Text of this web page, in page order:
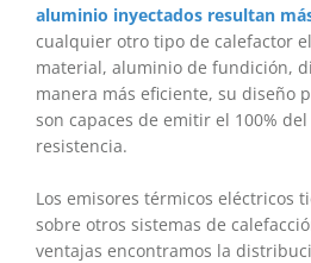
aluminio inyectados resultan
cualquier otro tipo de calefactor
material, aluminio de fundición,
manera más eficiente, su diseño
son capaces de emitir el 100%
resistencia.
Los emisores térmicos eléctricos
sobre otros sistemas de
ventajas encontramos la